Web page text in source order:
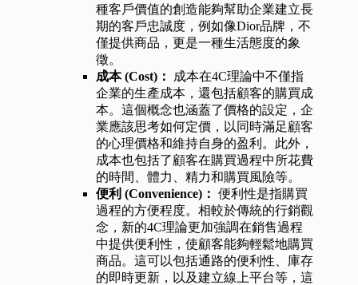
種客戶價值的創造能夠幫助企業建立長
期的客戶忠誠度，例如像Dior品牌，不
僅提供商品，更是一種生活態度的象
徵。
成本 (Cost)：
成本在4C理論中不僅指
企業的生產成本，還包括顧客的購買成
本。這個概念也涵蓋了價格的設定，企
業應該思考如何定價，以同時滿足顧客
的心理價格和維持自身的盈利。此外，
成本也包括了顧客在購買過程中所花費
的時間、體力、精力和購買風險等。
便利 (Convenience)： 便利性是指購買
過程的方便程度。相較於傳統的行銷觀
念，新的4C理論更加強調在銷售過程
中提供便利性，使顧客能夠輕鬆地購買
商品。這可以包括通路的便利性、庫存
的即時更新，以及建立線上平台等，這